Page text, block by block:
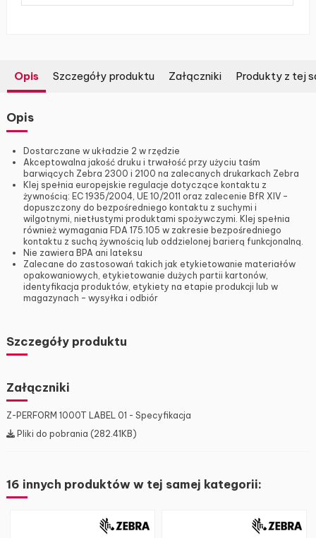
Opis Szczegóły produktu Załączniki Produkty z tej
Opis
Dostarczane w układzie 2 w rzędzie
Akceptowalna jakość druku i trwałość przy użyciu taśm
barwiących Zebra 2300 i 2100 na zalecanych drukarkach Zebra
Klej spełnia europejskie regulacje dotyczące kontaktu z
żywnością: EC 1935/2004, UE 10/2011 oraz zalecenie BfR XIV –
dopuszczony do bezpośredniego kontaktu z suchymi i
wilgotnymi, nietłustymi produktami spożywczymi. Klej spełnia
również wymagania FDA 175.105 w zakresie bezpośredniego
kontaktu z suchą żywnością lub oddzielonej barierą funkcjonalną.
Nie zawiera BPA ani lateksu
Zalecane do zastosowań takich jak etykietowanie materiałów
opakowaniowych, etykietowanie dużych partii kartonów,
identyfikacja produktów, etykiety na etapie produkcji lub w
magazynach – wysyłka i odbiór
Szczegóły produktu
Załączniki
Z-PERFORM 1000T LABEL 01 - Specyfikacja
Pliki do pobrania (282.41KB)
16 innych produktów w tej samej kategorii: